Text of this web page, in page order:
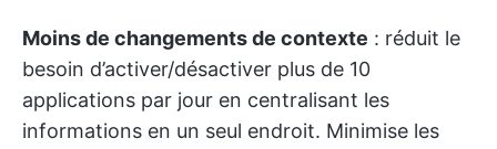
Moins de changements de contexte : réduit le
besoin d’activer/désactiver plus de 10
applications par jour en centralisant les
informations en un seul endroit. Minimise les